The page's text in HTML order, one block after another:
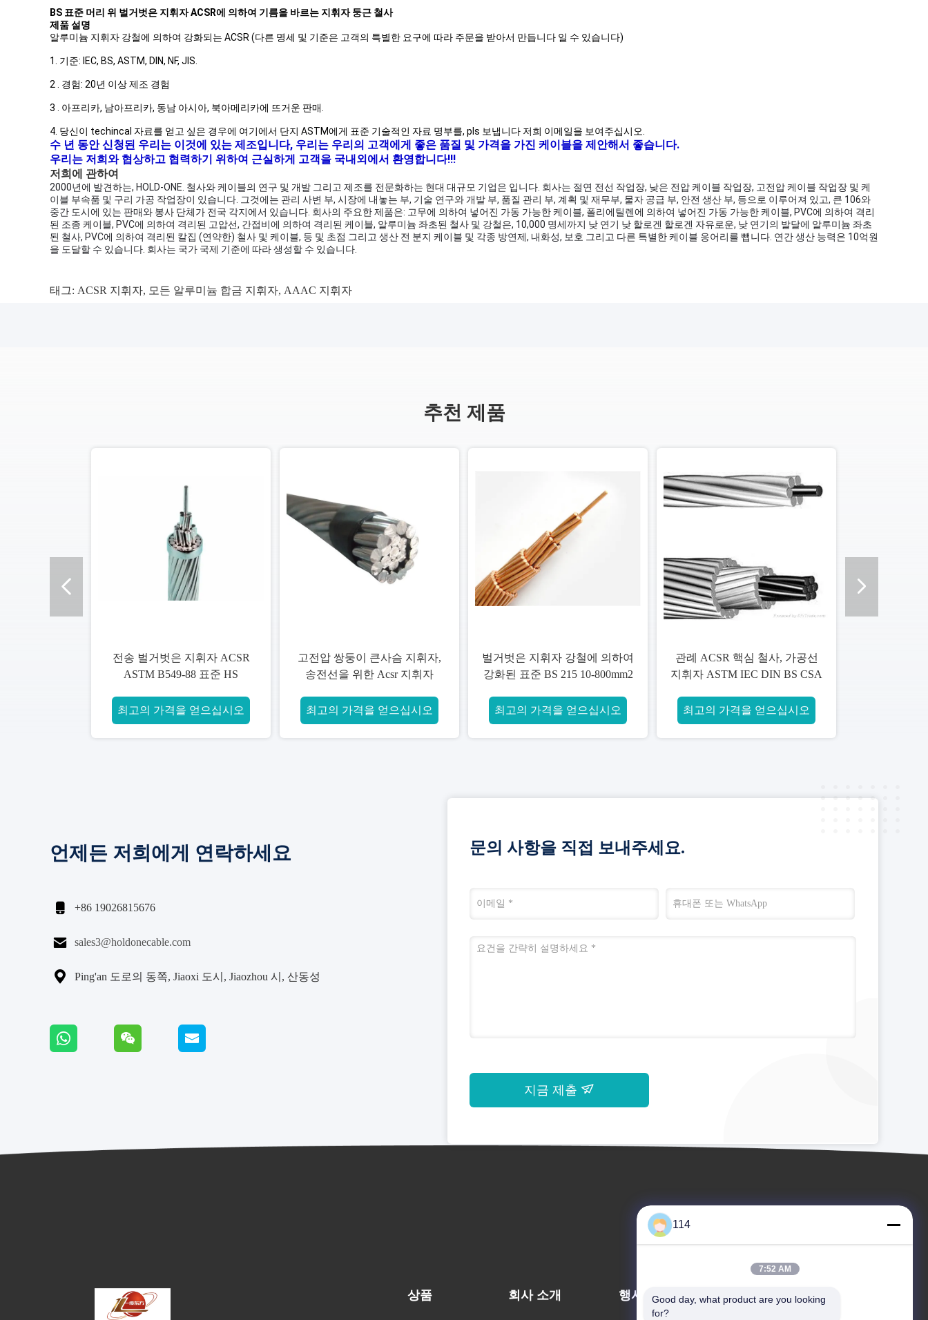
BS 표준 머리 위 벌거벗은 지휘자 ACSR에 의하여 기름을 바르는 지휘자 둥근 철사
제품 설명
알루미늄 지휘자 강철에 의하여 강화되는 ACSR (다른 명세 및 기준은 고객의 특별한 요구에 따라 주문을 받아서 만듭니다 일 수 있습니다)
1. 기준: IEC, BS, ASTM, DIN, NF, JIS.
2 . 경험: 20년 이상 제조 경험
3 . 아프리카, 남아프리카, 동남 아시아, 북아메리카에 뜨거운 판매.
4. 당신이 techincal 자료를 얻고 싶은 경우에 여기에서 단지 ASTM에게 표준 기술적인 자료 명부를, pls 보냅니다 저희 이메일을 보여주십시오.
수 년 동안 신청된 우리는 이것에 있는 제조입니다, 우리는 우리의 고객에게 좋은 품질 및 가격을 가진 케이블을 제안해서 좋습니다.
우리는 저희와 협상하고 협력하기 위하여 근실하게 고객을 국내외에서 환영합니다!!!
저희에 관하여
2000년에 발견하는, HOLD-ONE. 철사와 케이블의 연구 및 개발 그리고 제조를 전문화하는 현대 대규모 기업은 입니다. 회사는 절연 전선 작업장, 낮은 전압 케이블 작업장, 고전압 케이블 작업장 및 케
이블 부속품 및 구리 가공 작업장이 있습니다. 그것에는 관리 사변 부, 시장에 내놓는 부, 기술 연구와 개발 부, 품질 관리 부, 계획 및 재무부, 물자 공급 부, 안전 생산 부, 등으로 이루어져 있고, 큰 106와
중간 도시에 있는 판매와 봉사 단체가 전국 각지에서 있습니다. 회사의 주요한 제품은: 고무에 의하여 넣어진 가동 가능한 케이블, 폴리에틸렌에 의하여 넣어진 가동 가능한 케이블, PVC에 의하여 격리
된 조종 케이블, PVC에 의하여 격리된 고압선, 간접비에 의하여 격리된 케이블, 알루미늄 좌초된 철사 및 강철은, 10,000 명세까지 낮 연기 낮 할로겐 할로겐 자유로운, 낮 연기의 발달에 알루미늄 좌초
된 철사, PVC에 의하여 격리된 칼집 (연약한) 철사 및 케이블, 등 및 초점 그리고 생산 전 분지 케이블 및 각종 방연제, 내화성, 보호 그리고 다른 특별한 케이블 응어리를 뺍니다. 연간 생산 능력은 10억원
을 도달할 수 있습니다. 회사는 국가 국제 기준에 따라 생성할 수 있습니다.
태그: ACSR 지휘자, 모든 알루미늄 합금 지휘자, AAAC 지휘자
추천 제품
전송 벌거벗은 지휘자 ACSR
ASTM B549-88 표준 HS
최고의 가격을 얻으십시오
고전압 쌍둥이 큰사슴 지휘자,
송전선을 위한 Acsr 지휘자
최고의 가격을 얻으십시오
벌거벗은 지휘자 강철에 의하여
강화된 표준 BS 215 10-800mm2
통했습니다
최고의 가격을 얻으십시오
관례 ACSR 핵심 철사, 가공선
지휘자 ASTM IEC DIN BS CSA
최고의 가격을 얻으십시오
언제든 저희에게 연락하세요
 +86 19026815676
 sales3@holdonecable.com
 Ping'an 도로의 동쪽, Jiaoxi 도시, Jiaozhou 시, 산동성
문의 사항을 직접 보내주세요.
지금 제출
상품 회사 소개 행사
견적 요청
114
7:52 AM
Good day, what product are you looking
for?